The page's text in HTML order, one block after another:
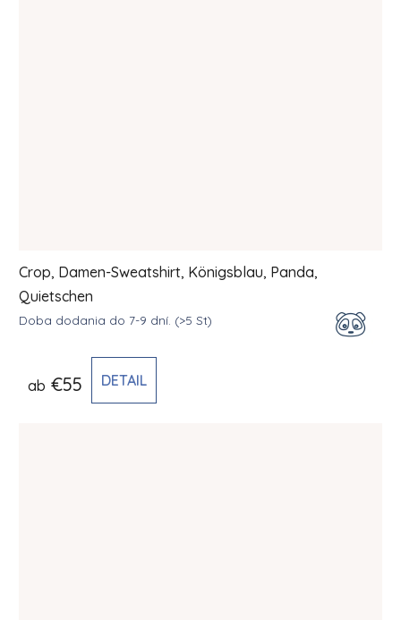
Crop, Damen-Sweatshirt, Königsblau, Panda,
Quietschen
Doba dodania do 7-9 dní. (>5 St)
ab €55 DETAIL